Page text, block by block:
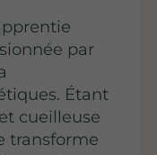
par
Étant
cueilleuse
transforme